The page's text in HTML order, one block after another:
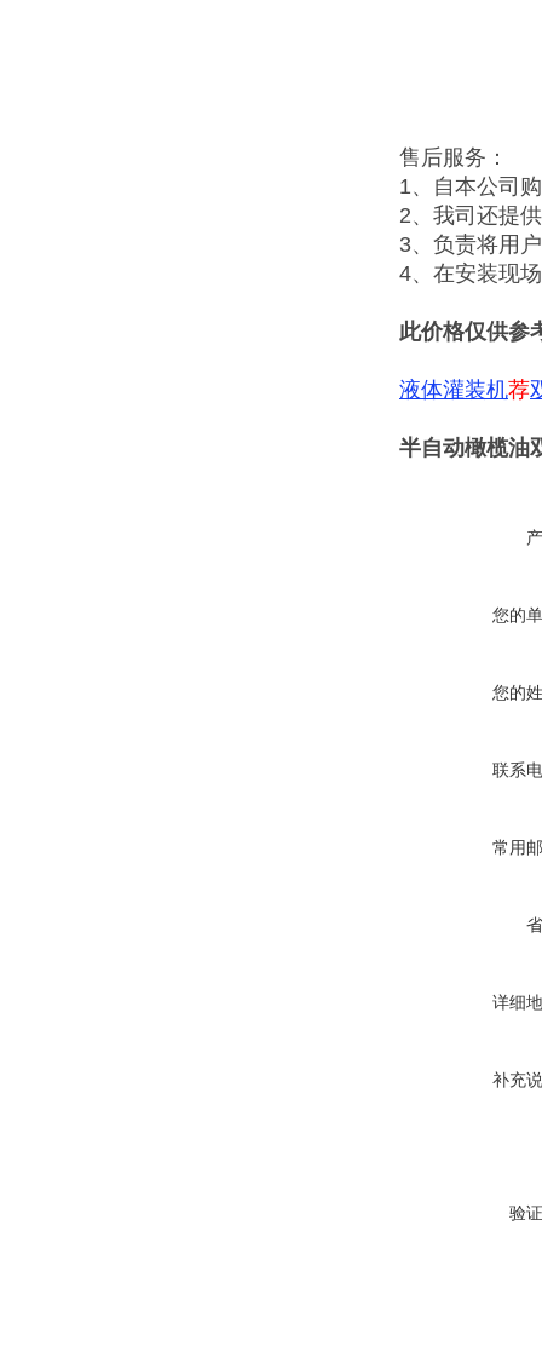
售后服务：
1、自本公司
2、我司还提
3、负责将用
4、在安装现
此价格仅供参
液体灌装机荐
半自动橄榄油
您的
您的
联系
常用
详细
补充
验